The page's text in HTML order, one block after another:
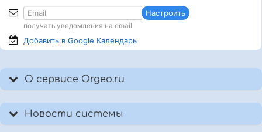
Настроить
получать уведомления на email
Добавить в Google Календарь
О сервисе Orgeo.ru
Новости системы